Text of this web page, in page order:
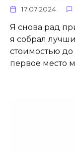
17.07.2024
Я снова рад
я собрал
стоимостью до
первое место